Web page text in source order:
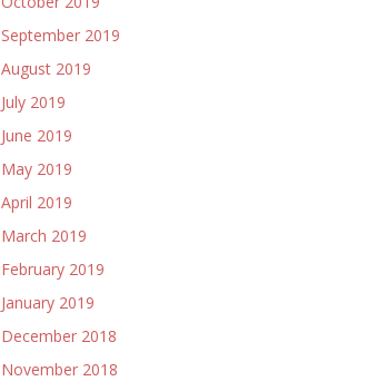
September 2019
August 2019
July 2019
June 2019
May 2019
April 2019
March 2019
February 2019
January 2019
December 2018
November 2018